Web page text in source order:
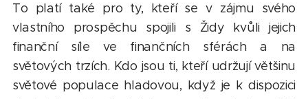
To platí také pro ty, kteří se v zájmu svého
vlastního prospěchu spojili s Židy kvůli jejich
finanční síle ve finančních sférách a na
světových trzích. Kdo jsou ti, kteří udržují většinu
světové populace hladovou, když je k dispozici